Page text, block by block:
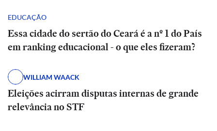
EDUCAÇÃO
Essa cidade do sertão do Ceará é a nº 1 do País
em ranking educacional - o que eles fizeram?
WILLIAM WAACK
Eleições acirram disputas internas de grande
relevância no STF